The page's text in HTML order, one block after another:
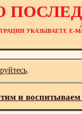
УКАЗЫВАЕТЕ
.
и